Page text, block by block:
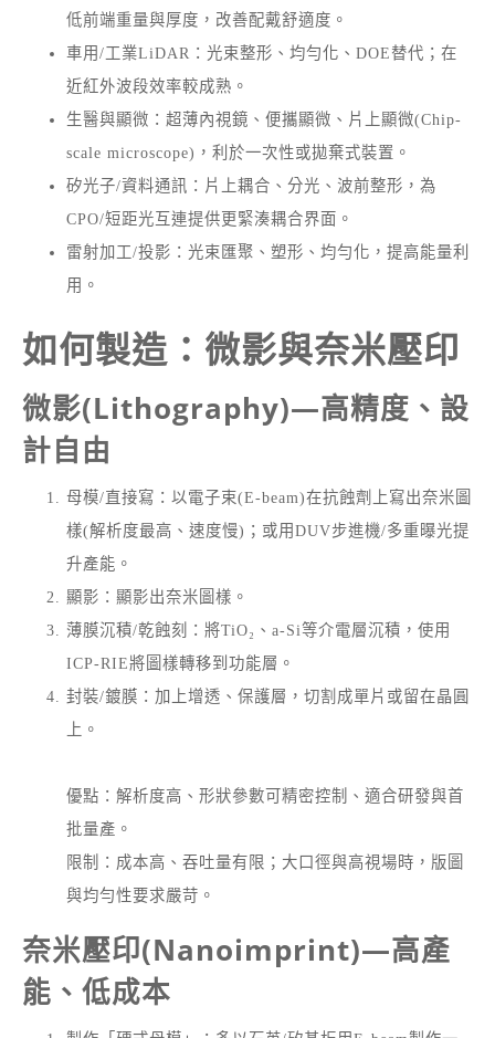
低前端重量與厚度，改善配戴舒適度。
車用/工業LiDAR：光束整形、均勻化、DOE替代；在
近紅外波段效率較成熟。
生醫與顯微：超薄內視鏡、便攜顯微、片上顯微(Chip-
scale microscope)，利於一次性或拋棄式裝置。
矽光子/資料通訊：片上耦合、分光、波前整形，為
CPO/短距光互連提供更緊湊耦合界面。
雷射加工/投影：光束匯聚、塑形、均勻化，提高能量利
用。
如何製造：微影與奈米壓印
微影(Lithography)—高精度、設
計自由
母模/直接寫：以電子束(E-beam)在抗蝕劑上寫出奈米圖
樣(解析度最高、速度慢)；或用DUV步進機/多重曝光提
升產能。
顯影：顯影出奈米圖樣。
薄膜沉積/乾蝕刻：將TiO₂、a-Si等介電層沉積，使用
ICP-RIE將圖樣轉移到功能層。
封裝/鍍膜：加上增透、保護層，切割成單片或留在晶圓
上。
優點：解析度高、形狀參數可精密控制、適合研發與首
批量產。
限制：成本高、吞吐量有限；大口徑與高視場時，版圖
與均勻性要求嚴苛。
奈米壓印(Nanoimprint)—高產
能、低成本